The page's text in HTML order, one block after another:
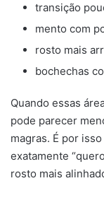
transição
mento com
rosto mais
bochechas
Quando essas
pode parecer
magras. É por
exatamente
rosto mais